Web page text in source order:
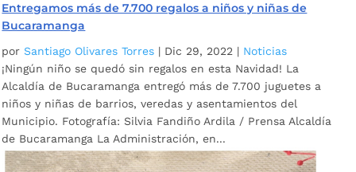
Entregamos más de 7.700 regalos a niños y niñas de
Bucaramanga
porSantiago Olivares Torres | Dic 29, 2022 | Noticias
¡Ningún niño se quedó sin regalos en esta Navidad! La
Alcaldía de Bucaramanga entregó más de 7.700 juguetes a
niños y niñas de barrios, veredas y asentamientos del
Municipio. Fotografía: Silvia Fandiño Ardila / Prensa Alcaldía
de Bucaramanga La Administración, en...